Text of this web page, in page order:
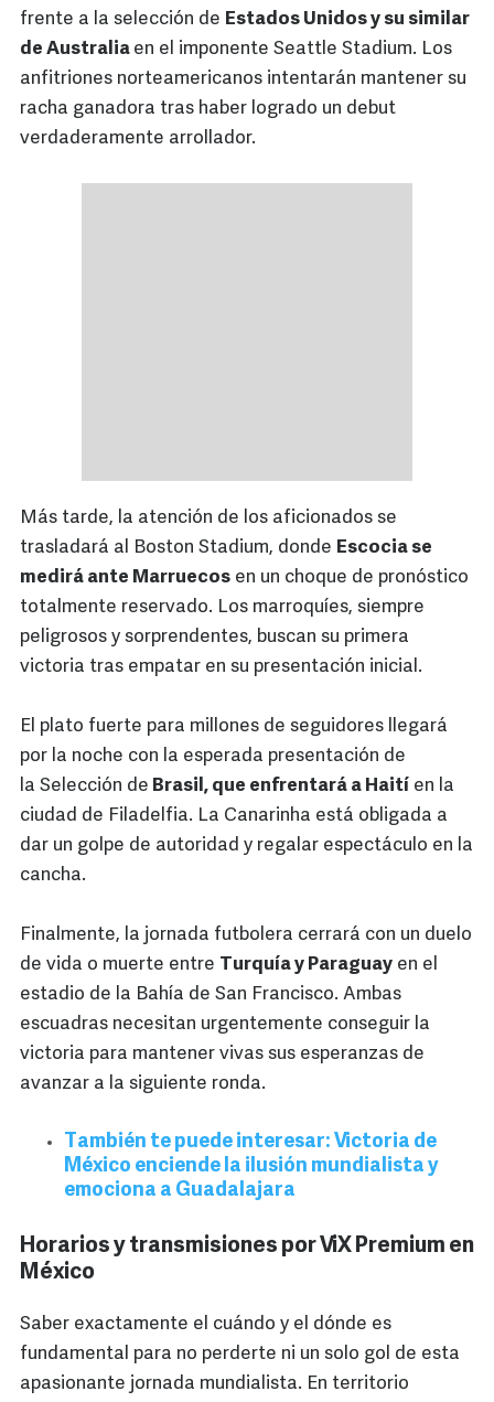
frente a la selección de Estados Unidos y su similar
de Australia en el imponente Seattle Stadium. Los
anfitriones norteamericanos intentarán mantener su
racha ganadora tras haber logrado un debut
verdaderamente arrollador.
Más tarde, la atención de los aficionados se
trasladará al Boston Stadium, donde Escocia se
medirá ante Marruecos en un choque de pronóstico
totalmente reservado. Los marroquíes, siempre
peligrosos y sorprendentes, buscan su primera
victoria tras empatar en su presentación inicial.
El plato fuerte para millones de seguidores llegará
por la noche con la esperada presentación de
la Selección de Brasil, que enfrentará a Haití en la
ciudad de Filadelfia. La Canarinha está obligada a
dar un golpe de autoridad y regalar espectáculo en la
cancha.
Finalmente, la jornada futbolera cerrará con un duelo
de vida o muerte entre Turquía y Paraguay en el
estadio de la Bahía de San Francisco. Ambas
escuadras necesitan urgentemente conseguir la
victoria para mantener vivas sus esperanzas de
avanzar a la siguiente ronda.
También te puede interesar: Victoria de
México enciende la ilusión mundialista y
emociona a Guadalajara
Horarios y transmisiones por ViX Premium en
México
Saber exactamente el cuándo y el dónde es
fundamental para no perderte ni un solo gol de esta
apasionante jornada mundialista. En territorio